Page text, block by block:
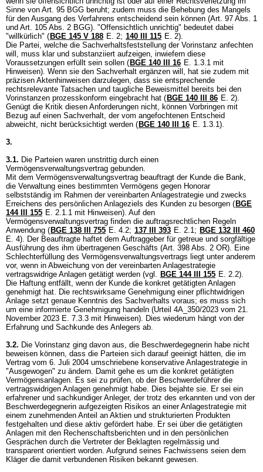
Sinne von Art. 95 BGG beruht; zudem muss die Behebung des Mangels
für den Ausgang des Verfahrens entscheidend sein können (Art. 97 Abs. 1
und Art. 105 Abs. 2 BGG). "Offensichtlich unrichtig" bedeutet dabei
"willkürlich" ( BGE 145 V 188 E. 2; 140 III 115 E. 2).
Die Partei, welche die Sachverhaltsfeststellung der Vorinstanz anfechten
will, muss klar und substanziiert aufzeigen, inwiefern diese
Voraussetzungen erfüllt sein sollen ( BGE 140 III 16 E. 1.3.1 mit
Hinweisen). Wenn sie den Sachverhalt ergänzen will, hat sie zudem mit
präzisen Aktenhinweisen darzulegen, dass sie entsprechende
rechtsrelevante Tatsachen und taugliche Beweismittel bereits bei den
Vorinstanzen prozesskonform eingebracht hat ( BGE 140 III 86 E. 2).
Genügt die Kritik diesen Anforderungen nicht, können Vorbringen mit
Bezug auf einen Sachverhalt, der vom angefochtenen Entscheid
abweicht, nicht berücksichtigt werden ( BGE 140 III 16 E. 1.3.1).
3.
3.1. Die Parteien waren unstrittig durch einen
Vermögensverwaltungsvertrag gebunden.
Mit dem Vermögensverwaltungsvertrag beauftragt der Kunde die Bank,
die Verwaltung eines bestimmten Vermögens gegen Honorar
selbstständig im Rahmen der vereinbarten Anlagestrategie und zwecks
Erreichens des persönlichen Anlageziels des Kunden zu besorgen ( BGE
144 III 155 E. 2.1.1 mit Hinweisen). Auf den
Vermögensverwaltungsvertrag finden die auftragsrechtlichen Regeln
Anwendung ( BGE 138 III 755 E. 4.2; 137 III 393 E. 2.1; BGE 132 III 460
E. 4). Der Beauftragte haftet dem Auftraggeber für getreue und sorgfältige
Ausführung des ihm übertragenen Geschäfts (Art. 398 Abs. 2 OR). Eine
Schlechterfüllung des Vermögensverwaltungsvertrags liegt unter anderem
vor, wenn in Abweichung von der vereinbarten Anlagestrategie
vertragswidrige Anlagen getätigt werden (vgl. BGE 144 III 155 E. 2.2).
Die Haftung entfällt, wenn der Kunde die konkret getätigten Anlagen
genehmigt hat. Die rechtswirksame Genehmigung einer pflichtwidrigen
Anlage setzt genaue Kenntnis des Sachverhalts voraus; es muss sich
um eine informierte Genehmigung handeln (Urteil 4A_350/2023 vom 21.
November 2023 E. 7.3.3 mit Hinweisen). Dies wiederum hängt von der
Erfahrung und Sachkunde des Anlegers ab.
3.2. Die Vorinstanz ging davon aus, die Beschwerdegegnerin habe nicht
beweisen können, dass die Parteien sich darauf geeinigt hätten, die im
Vertrag vom 6. Juli 2004 umschriebene konservative Anlagestrategie in
"Ausgewogen" zu ändern. Damit gehe es um die konkret getätigten
Vermögensanlagen. Es sei zu prüfen, ob der Beschwerdeführer die
vertragswidrigen Anlagen genehmigt habe. Dies bejahte sie. Er sei ein
erfahrener und sachkundiger Anleger, der trotz des erkannten und von der
Beschwerdegegnerin aufgezeigten Risikos an einer Anlagestrategie mit
einem zunehmenden Anteil an Aktien und strukturierten Produkten
festgehalten und diese aktiv gefördert habe. Er sei über die getätigten
Anlagen mit den Rechenschaftsberichten und in den persönlichen
Gesprächen durch die Vertreter der Beklagten regelmässig und
transparent orientiert worden. Aufgrund seines Fachwissens seien dem
Kläger die damit verbundenen Risiken bekannt gewesen.